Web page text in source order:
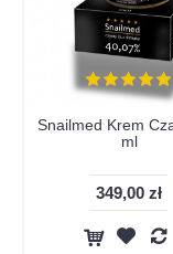
Snailmed Krem
ml
349,00 zł